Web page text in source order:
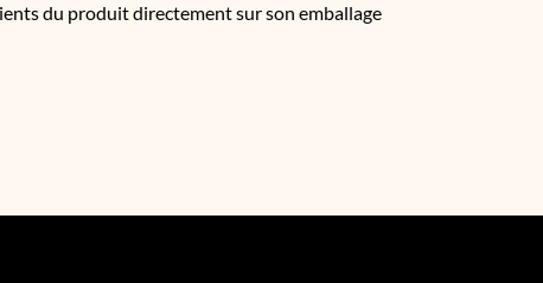
du produit directement sur son emballage